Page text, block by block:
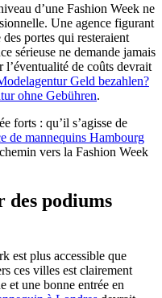
d’une Fashion Week ne
Une agence figurant
des portes qui resteraient
sérieuse ne demande jamais
l’éventualité de coûts devrait
Geld bezahlen?
ohne Gebühren.
forts : qu’il s’agisse de
de mannequins Hambourg
vers la Fashion Week
des podiums
est plus accessible que
ces villes est clairement
et une bonne entrée en